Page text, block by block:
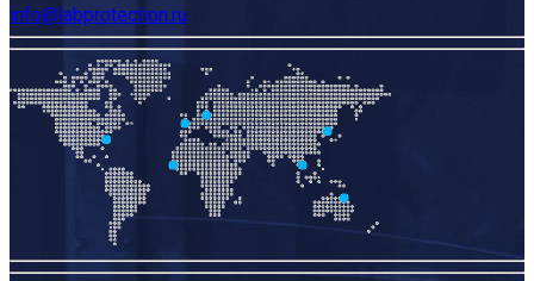
info@labprotection.ru